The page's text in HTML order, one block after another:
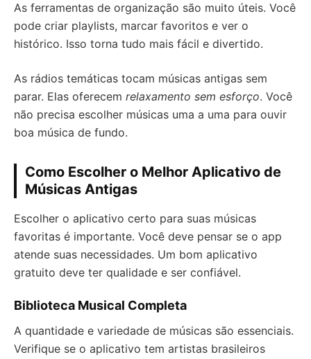
As ferramentas de organização são muito úteis. Você
pode criar playlists, marcar favoritos e ver o
histórico. Isso torna tudo mais fácil e divertido.
As rádios temáticas tocam músicas antigas sem
parar. Elas oferecem relaxamento sem esforço. Você
não precisa escolher músicas uma a uma para ouvir
boa música de fundo.
Como Escolher o Melhor Aplicativo de
Músicas Antigas
Escolher o aplicativo certo para suas músicas
favoritas é importante. Você deve pensar se o app
atende suas necessidades. Um bom aplicativo
gratuito deve ter qualidade e ser confiável.
Biblioteca Musical Completa
A quantidade e variedade de músicas são essenciais.
Verifique se o aplicativo tem artistas brasileiros